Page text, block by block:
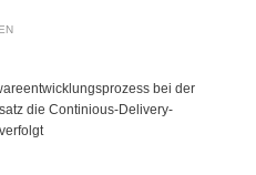
bei der
die Continious-Delivery-